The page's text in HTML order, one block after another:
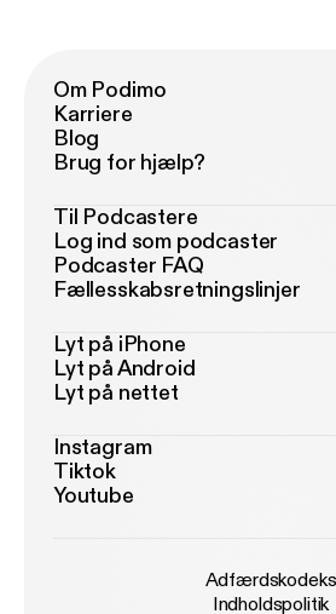
Om Podimo
Karriere
Blog
Brug for hjælp?
Til Podcastere
Log ind som podcaster
Podcaster FAQ
Fællesskabsretningslinjer
Lyt på iPhone
Lyt på Android
Lyt på nettet
Instagram
Tiktok
Youtube
Adfærdskodeks
Indholdspolitik